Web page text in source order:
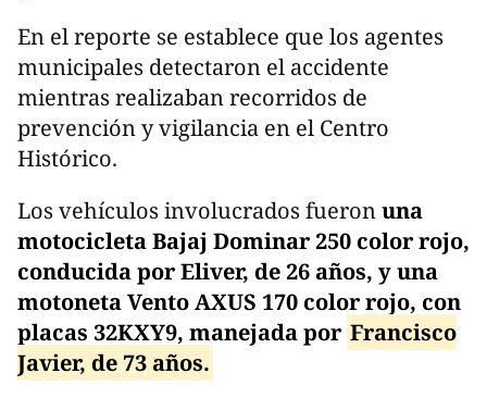
En el reporte se establece que los agentes
municipales detectaron el accidente
mientras realizaban recorridos de
prevención y vigilancia en el Centro
Histórico.
Los vehículos involucrados fueronuna
motocicleta Bajaj Dominar 250 color rojo,
conducida por Eliver, de 26 años, y una
motoneta Vento AXUS 170 color rojo, con
placas 32KXY9, manejada por Francisco
Javier, de 73 años.